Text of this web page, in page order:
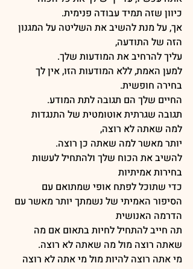
כיוון שזה תמיד עבודה פנימית.
אך, על מנת להשיב את השליטה על המגנון
הזה של התודעה,
עליך להרחיב את המודעות שלך.
למען האמת, ללא המודעות הזו, אין לך
בחירה חופשית.
החיים שלך הם תגובה לתת המודע.
תגובה שגרתית אוטומטית של התנגדות
למה שאתה לא רוצה,
יותר מאשר למה שאתה כן רוצה.
להשיב את הכוח שלך ולהתחיל לעשות
בחירות אמיתיות
כדי שתוכל לפתח אופי שמתואם עם
הסיפור האמיתי של נשמתך יותר מאשר עם
הדרמה האנושית
תה חייב להתחיל לחיות בתאום אם מה
שאתה רוצה מול מה שאתה לא רוצה.
מי אתה רוצה להיות מול מי אתה לא רוצה